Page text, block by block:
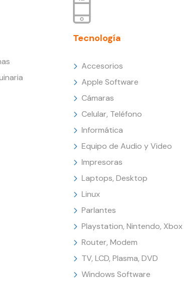
Tecnología
Accesorios
Apple Software
Cámaras
Celular, Teléfono
Informática
Equipo de Audio y Video
Impresoras
Laptops, Desktop
Linux
Parlantes
Playstation, Nintendo, Xbox
Router, Modem
TV, LCD, Plasma, DVD
Windows Software